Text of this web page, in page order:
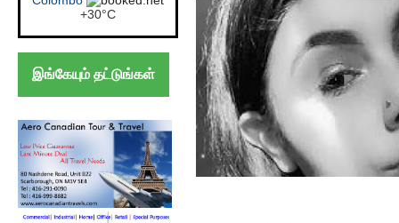
+30°C
இங்கேயும் தட்டுங்கள்